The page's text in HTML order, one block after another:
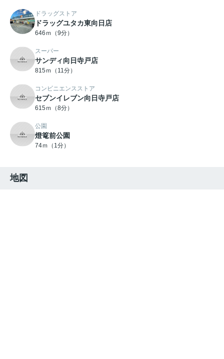
ドラッグストア
ドラッグユタカ東向日店
646ｍ（9分）
スーパー
サンディ向日寺戸店
815ｍ（11分）
コンビニエンスストア
セブンイレブン向日寺戸店
615ｍ（8分）
公園
燈篭前公園
74ｍ（1分）
地図